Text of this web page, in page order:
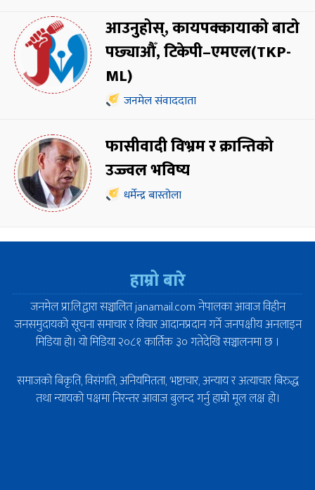
आउनुहोस्, कायपक्कायाको बाटो
पछ्याऔँ, टिकेपी–एमएल(TKP-
ML)
जनमेल संवाददाता
फासीवादी विभ्रम र क्रान्तिको
उज्ज्वल भविष्य
धर्मेन्द्र बास्तोला
हाम्रो बारे
जनमेल प्रा.लि.द्वारा सञ्चालित janamail.com नेपालका आवाज विहीन
जनसमुदायको सूचना समाचार र विचार आदानप्रदान गर्ने जनपक्षीय अनलाइन
मिडिया हो। यो मिडिया २०८१ कार्तिक ३० गतेदेखि सञ्चालनमा छ ।
समाजको बिकृति, विसंगति, अनियमितता, भष्टाचार, अन्याय र अत्याचार बिरुद्ध
तथा न्यायको पक्षमा निरन्तर आवाज बुलन्द गर्नु हाम्रो मूल लक्ष हो।